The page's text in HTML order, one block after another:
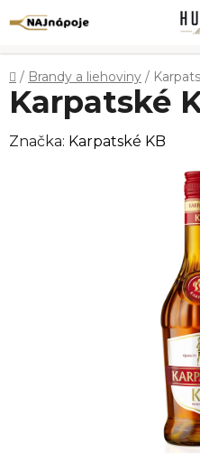
na
Domov
/ Brandy a liehoviny /
Karpatské
Značka: Karpatské KB